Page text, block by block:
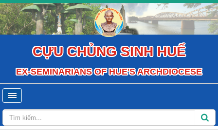
CỰU CHỦNG SINH HUẾ
EX-SEMINARIANS OF HUE'S ARCHDIOCESE